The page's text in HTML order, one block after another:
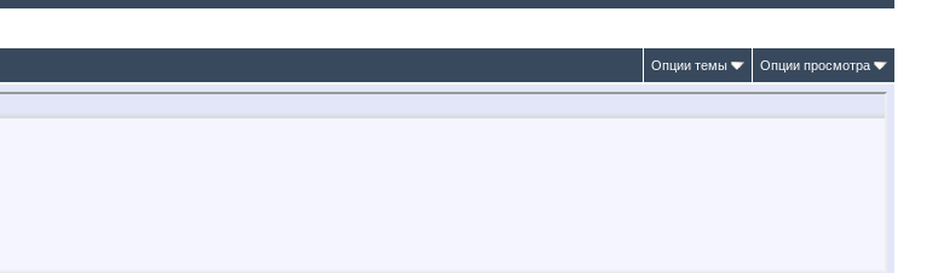
Опции темы Опции просмотра